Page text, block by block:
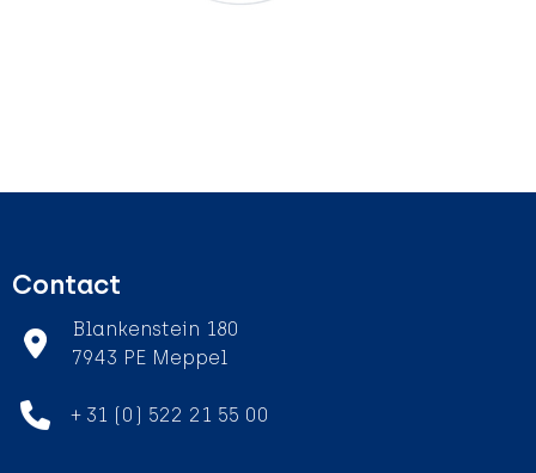
Contact
Blankenstein 180
7943 PE Meppel
+ 31 (0) 522 21 55 00